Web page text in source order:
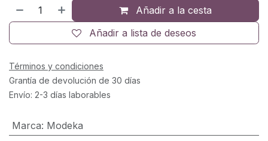
Añadir a la cesta
Añadir a lista de deseos
Términos y condiciones
Grantía de devolución de 30 días
Envío: 2-3 días laborables
Marca: Modeka